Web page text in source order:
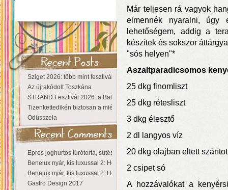
Sziget 2026: több mint fesztivál, egy városnyi élmény
Az újrakódolt Toszkána
STRAND Fesztivál 2026: a Balaton partján a nyár még tart!
Tizenkettedikén biztosan a miénk a Sziget!
Odüsszeia
Epres joghurtos túrótorta, sütés nélkül
Benelux nyár, kis luxussal 2: Hollandia
Benelux nyár, kis luxussal 2: Hollandia
Gastro Design 2017
Már teljesen rá vagyok
elmennék nyaralni,
lehetőségem, addig a
készítek és sokszor
"sós helyen"*
Aszaltparadicsomos
25 dkg finomliszt
25 dkg rétesliszt
3 dkg élesztő
2 dl langyos víz
20 dkg olajban eltett
2 csipet só
A hozzávalókat a